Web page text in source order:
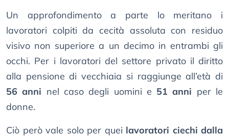
Un approfondimento a parte lo meritano i
lavoratori colpiti da cecità assoluta con residuo
visivo non superiore a un decimo in entrambi gli
occhi. Per i lavoratori del settore privato il diritto
alla pensione di vecchiaia si raggiunge all’età di
56 anni nel caso degli uomini e 51 anni per le
donne.
Ciò però vale solo per quei lavoratori ciechi dalla